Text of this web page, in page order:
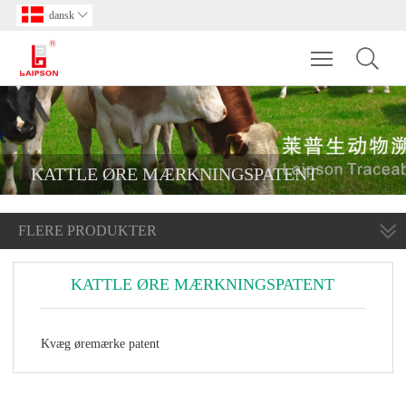
dansk 
Toggle
KATTLE ØRE MÆRKNINGSPATENT
FLERE PRODUKTER
KATTLE ØRE MÆRKNINGSPATENT
Kvæg øremærke patent